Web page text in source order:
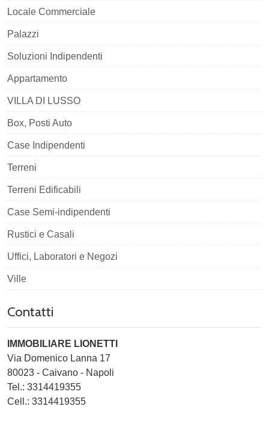
Locale Commerciale
Palazzi
Soluzioni Indipendenti
Appartamento
VILLA DI LUSSO
Box, Posti Auto
Case Indipendenti
Terreni
Terreni Edificabili
Case Semi-indipendenti
Rustici e Casali
Uffici, Laboratori e Negozi
Ville
Contatti
IMMOBILIARE LIONETTI
Via Domenico Lanna 17
80023 - Caivano - Napoli
Tel.: 3314419355
Cell.: 3314419355